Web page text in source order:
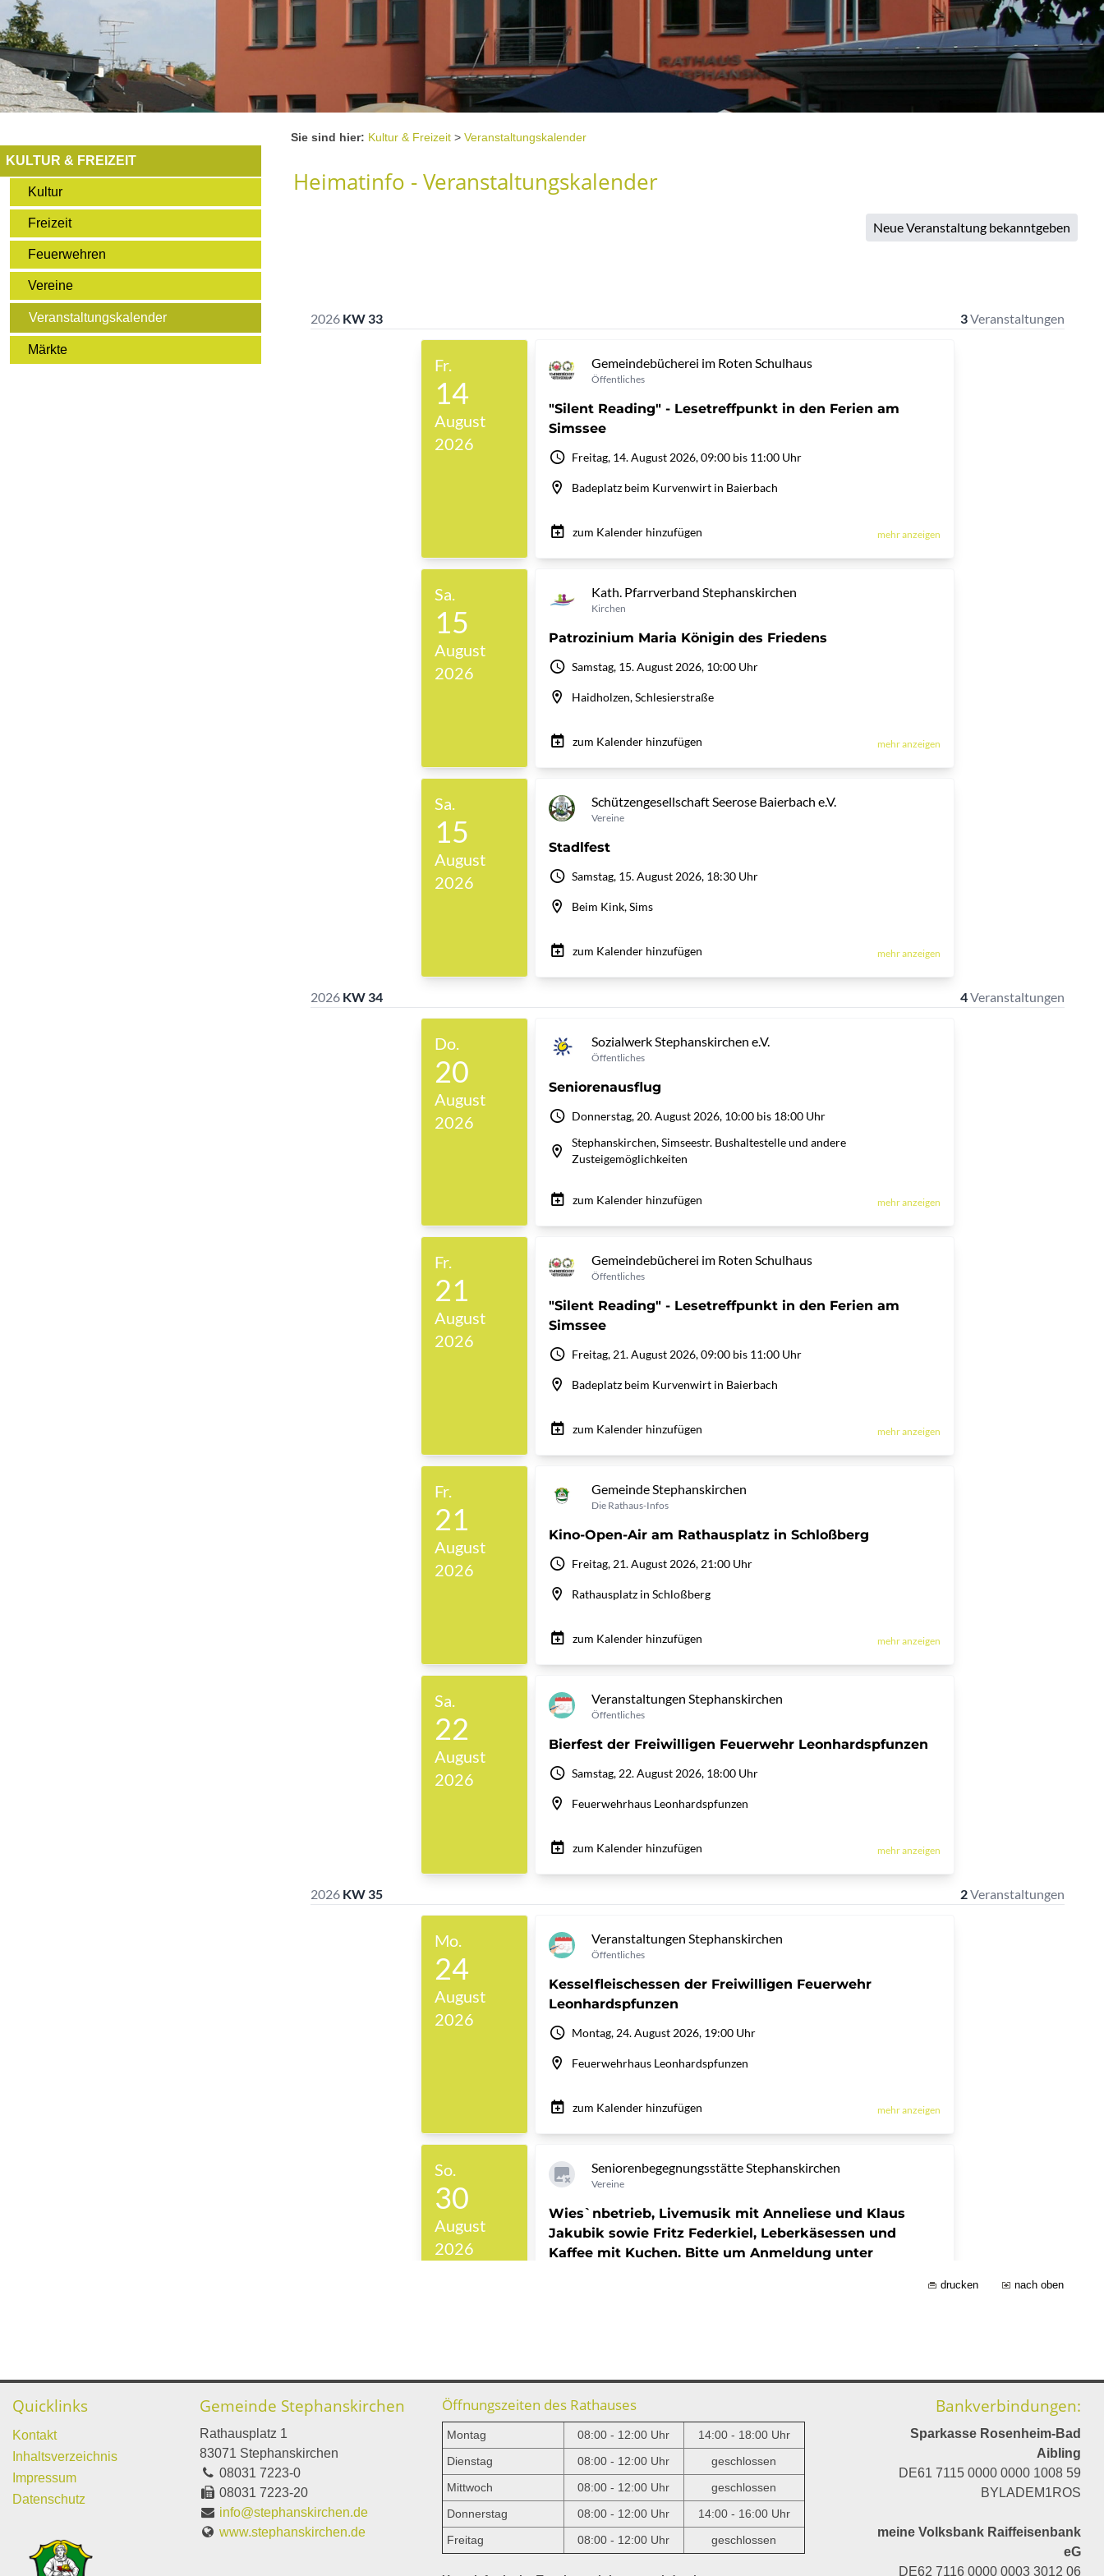
KULTUR & FREIZEIT
Kultur
Freizeit
Feuerwehren
Vereine
Veranstaltungskalender
Märkte
Sie sind hier: Kultur & Freizeit > Veranstaltungskalender
Heimatinfo - Veranstaltungskalender
drucken nach oben
Quicklinks
Kontakt
Inhaltsverzeichnis
Impressum
Datenschutz
Gemeinde Stephanskirchen
Rathausplatz 1
83071 Stephanskirchen
08031 7223-0
08031 7223-20
info@stephanskirchen.de
www.stephanskirchen.de
Öffnungszeiten des Rathauses
Montag 08:00 - 12:00 Uhr
14:00 - 18:00 Uhr
Dienstag
08:00 - 12:00 Uhr
geschlossen
Mittwoch
08:00 - 12:00 Uhr
geschlossen
Donnerstag
08:00 - 12:00 Uhr
14:00 - 16:00 Uhr
Freitag
08:00 - 12:00 Uhr geschlossen
Bankverbindungen:
Sparkasse Rosenheim-Bad
Aibling
DE61 7115 0000 0000 1008 59
BYLADEM1ROS
meine Volksbank Raiffeisenbank
eG
DE62 7116 0000 0003 3012 06